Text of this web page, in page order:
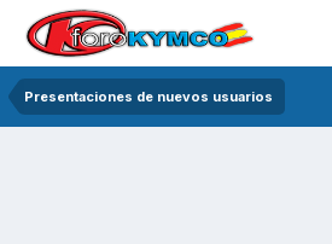
Presentaciones de nuevos usuarios